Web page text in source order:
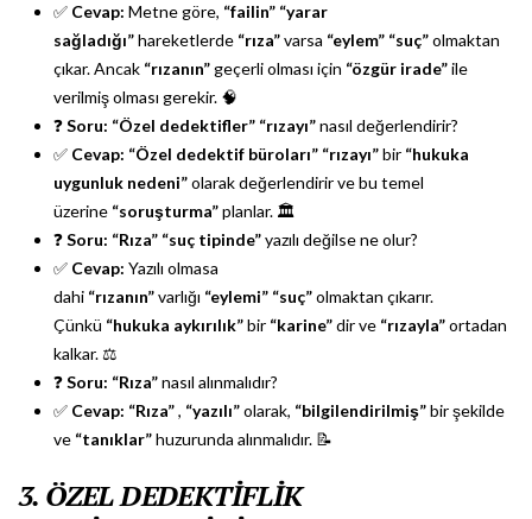
✅ Cevap: Metne göre, “failin” “yarar
sağladığı”hareketlerde “rıza”varsa “eylem” “suç”olmaktan
çıkar. Ancak “rızanın”geçerli olması için “özgür irade”ile
verilmiş olması gerekir. 🧠
❓Soru: “Özel dedektifler” “rızayı”nasıl değerlendirir?
✅ Cevap: “Özel dedektif büroları” “rızayı”bir “hukuka
uygunluk nedeni”olarak değerlendirir ve bu temel
üzerine “soruşturma”planlar. 🏛️
❓Soru: “Rıza” “suç tipinde”yazılı değilse ne olur?
✅ Cevap: Yazılı olmasa
dahi “rızanın”varlığı “eylemi” “suç”olmaktan çıkarır.
Çünkü “hukuka aykırılık”bir “karine”dir ve “rızayla”ortadan
kalkar. ⚖️
❓Soru: “Rıza”nasıl alınmalıdır?
✅ Cevap: “Rıza”, “yazılı”olarak, “bilgilendirilmiş”bir şekilde
ve “tanıklar”huzurunda alınmalıdır. 📝
3. ÖZEL DEDEKTİFLİK